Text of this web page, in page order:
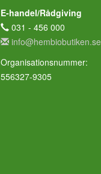
E-handel/Rådgiving
031 - 456 000
info@hembiobutiken.se
Organisationsnummer:
556327-9305